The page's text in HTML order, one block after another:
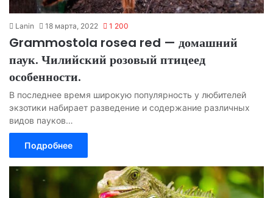
Lanin 18 марта, 2022 1 200
Grammostola rosea red — домашний
паук. Чилийский розовый птицеед
особенности.
В последнее время широкую популярность у любителей
экзотики набирает разведение и содержание различных
видов пауков…
Подробнее